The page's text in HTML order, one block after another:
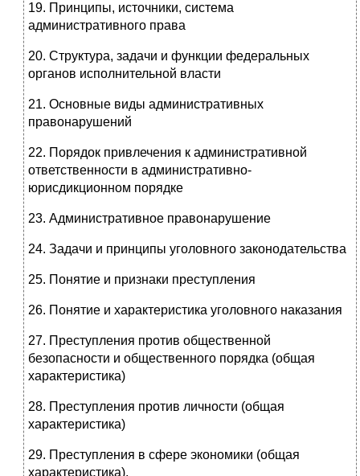
19. Принципы, источники, система
административного права
20. Структура, задачи и функции федеральных
органов исполнительной власти
21. Основные виды административных
правонарушений
22. Порядок привлечения к административной
ответственности в административно-
юрисдикционном порядке
23. Административное правонарушение
24. Задачи и принципы уголовного законодательства
25. Понятие и признаки преступления
26. Понятие и характеристика уголовного наказания
27. Преступления против общественной
безопасности и общественного порядка (общая
характеристика)
28. Преступления против личности (общая
характеристика)
29. Преступления в сфере экономики (общая
характеристика).